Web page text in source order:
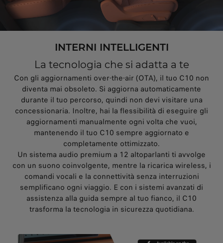
INTERNI INTELLIGENTI
La tecnologia che si adatta a te
Con gli aggiornamenti over-the-air (OTA), il tuo C10 non
diventa mai obsoleto. Si aggiorna automaticamente
durante il tuo percorso, quindi non devi visitare una
concessionaria. Inoltre, hai la flessibilità di eseguire gli
aggiornamenti manualmente ogni volta che vuoi,
mantenendo il tuo C10 sempre aggiornato e
completamente ottimizzato.
Un sistema audio premium a 12 altoparlanti ti avvolge
con un suono coinvolgente, mentre la ricarica wireless, i
comandi vocali e la connettività senza interruzioni
semplificano ogni viaggio. E con i sistemi avanzati di
assistenza alla guida sempre al tuo fianco, il C10
trasforma la tecnologia in sicurezza quotidiana.